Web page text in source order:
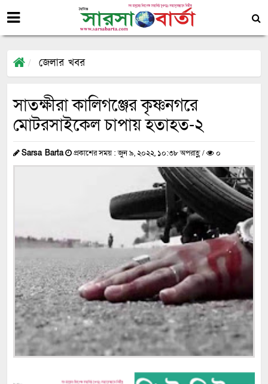
জেলার খবর
সাতক্ষীরা কালিগঞ্জের কৃষ্ণনগরে
মোটরসাইকেল চাপায় হতাহত-২
Sarsa Barta প্রকাশের সময় : জুন ৯, ২০২২, ১০:৩৮ অপরাহ্ণ / ০